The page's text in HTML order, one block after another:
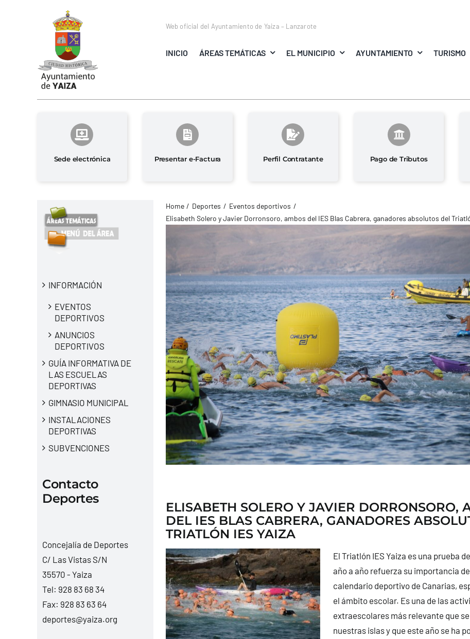
Web oficial del Ayuntamiento de Yaiza – Lanzarote
INICIO ÁREAS TEMÁTICAS EL MUNICIPIO AYUNTAMIENTO TURISMO
Sede electrónica Presentar e-Factura Perfil Contratante Pago de Tributos
INFORMACIÓN
EVENTOS
DEPORTIVOS
ANUNCIOS
DEPORTIVOS
GUÍA INFORMATIVA DE
LAS ESCUELAS
DEPORTIVAS
GIMNASIO MUNICIPAL
INSTALACIONES
DEPORTIVAS
SUBVENCIONES
Contacto
Deportes
Concejalía de Deportes
C/ Las Vistas S/N
35570 - Yaiza
Tel: 928 83 68 34
Fax: 928 83 63 64
deportes@yaiza.org
Home Deportes
Eventos deportivos
Elisabeth Solero y Javier Dorronsoro, ambos del IES Blas Cabrera, ganadores absolutos del
ELISABETH SOLERO Y JAVIER DORRONSORO,
DEL IES BLAS CABRERA, GANADORES
TRIATLÓN IES YAIZA
El Triatlón IES Yaiza es una prueba
año a año refuerza su importancia
calendario deportivo de Canarias,
el ámbito escolar. Es una de las
extraescolares más relevante que
nuestras islas y que este año se ha